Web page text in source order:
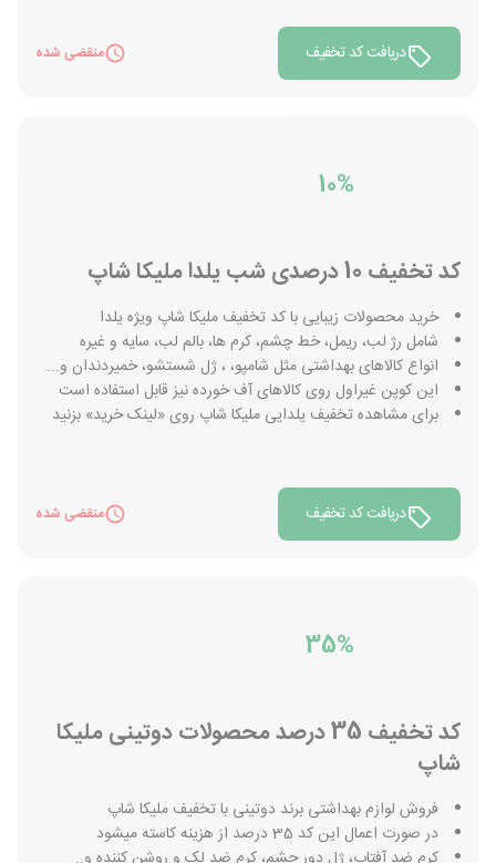
دریافت کد تخفیف منقضی شده
10%
کد تخفیف 10 درصدی شب یلدا ملیکا شاپ
خرید محصولات زیبایی با کد تخفیف ملیکا شاپ ویژه یلدا
شامل رژ لب، ریمل، خط چشم، کرم ها، بالم لب، سایه و غیره
انواع کالاهای بهداشتی مثل شامپو، ، ژل شستشو، خمیردندان و...
این کوپن غیراول روی کالاهای آف خورده نیز قابل استفاده است
برای مشاهده تخفیف یلدایی ملیکا شاپ روی «لینک خرید» بزنید
دریافت کد تخفیف منقضی شده
35%
کد تخفیف 35 درصد محصولات دوتینی ملیکا
شاپ
فروش لوازم بهداشتی برند دوتینی با تخفیف ملیکا شاپ
در صورت اعمال این کد 35 درصد از هزینه کاسته میشود